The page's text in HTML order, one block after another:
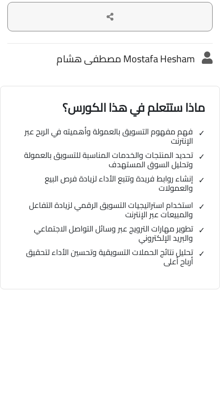
Mostafa Hesham مصطفى هشام
ماذا ستتعلم في هذا الكورس؟
فهم مفهوم التسويق بالعمولة وأهميته في الربح عبر
الإنترنت
تحديد المنتجات والخدمات المناسبة للتسويق بالعمولة
وتحليل السوق المستهدف
إنشاء روابط فريدة وتتبع الأداء لزيادة فرص البيع
والعمولات
استخدام استراتيجيات التسويق الرقمي لزيادة التفاعل
والمبيعات عبر الإنترنت
تطوير مهارات الترويج عبر وسائل التواصل الاجتماعي
والبريد الإلكتروني
تحليل نتائج الحملات التسويقية وتحسين الأداء لتحقيق
أرباح أعلى